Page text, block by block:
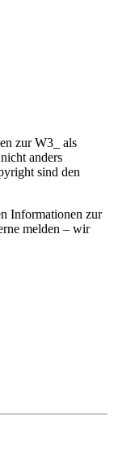
zur W3_ als
anders
sind den
Informationen zur
melden – wir